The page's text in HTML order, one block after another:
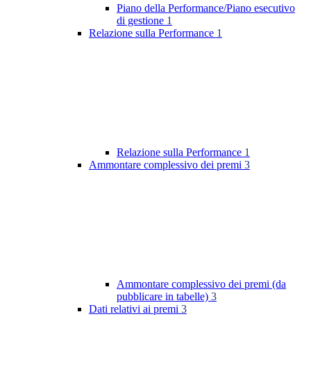
Piano della Performance/Piano esecutivo
di gestione 1
Relazione sulla Performance 1
Relazione sulla Performance 1
Ammontare complessivo dei premi 3
Ammontare complessivo dei premi (da
pubblicare in tabelle) 3
Dati relativi ai premi 3